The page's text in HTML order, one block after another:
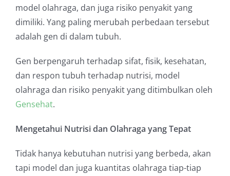
model olahraga, dan juga risiko penyakit yang
dimiliki. Yang paling merubah perbedaan tersebut
adalah gen di dalam tubuh.
Gen berpengaruh terhadap sifat, fisik, kesehatan,
dan respon tubuh terhadap nutrisi, model
olahraga dan risiko penyakit yang ditimbulkan oleh
Gensehat.
Mengetahui Nutrisi dan Olahraga yang Tepat
Tidak hanya kebutuhan nutrisi yang berbeda, akan
tapi model dan juga kuantitas olahraga tiap-tiap